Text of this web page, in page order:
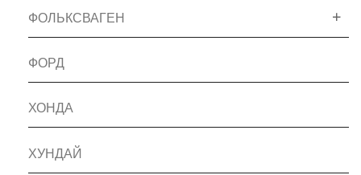
ФОЛЬКСВАГЕН
ФОРД
ХОНДА
ХУНДАЙ